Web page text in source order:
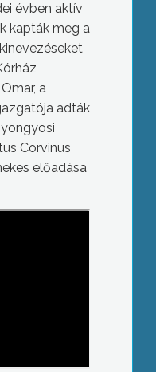
évben aktív
kapták meg a
a
adták
Corvinus
előadása
a